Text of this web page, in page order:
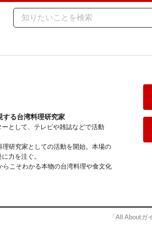
する台湾料理研究家
として、テレビや雑誌などで活動
研究家としての活動を開始。本場の
力を注ぐ。
こそわかる本物の台湾料理や食文化
「All Aboutガ